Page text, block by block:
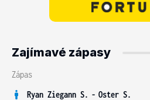
Zajímavé zápasy
Zápas
Ryan Ziegann S. - Oster S.